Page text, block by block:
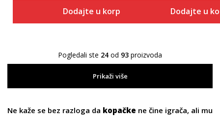
Dodajte u korpu Dodajte u
Pogledali ste 24 od 93 proizvoda
Prikaži više
Ne kaže se bez razloga da kopačke ne čine igrača, ali mu